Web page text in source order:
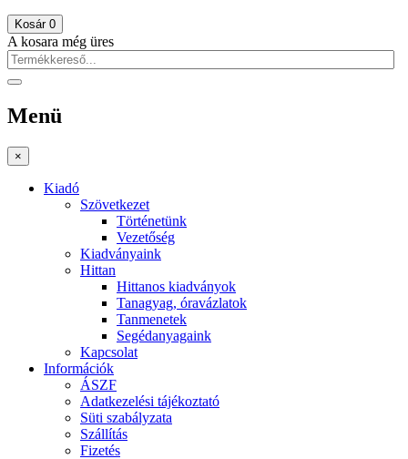
Kosár 0
A kosara még üres
Menü
×
Kiadó
Szövetkezet
Történetünk
Vezetőség
Kiadványaink
Hittan
Hittanos kiadványok
Tanagyag, óravázlatok
Tanmenetek
Segédanyagaink
Kapcsolat
Információk
ÁSZF
Adatkezelési tájékoztató
Süti szabályzata
Szállítás
Fizetés